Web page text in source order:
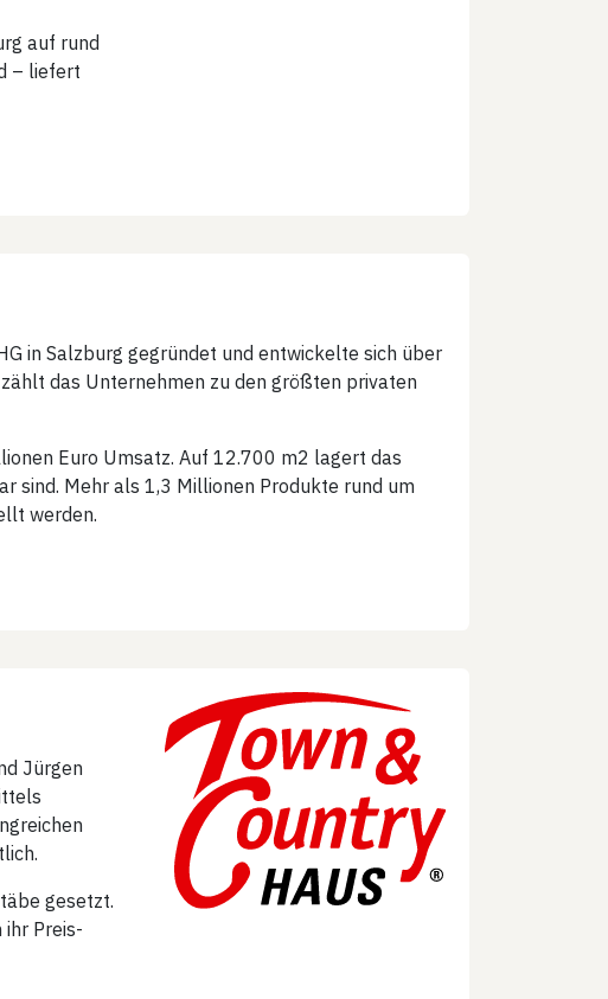
auf rund
– liefert
in Salzburg gegründet und entwickelte sich über
das Unternehmen zu den größten privaten
Euro Umsatz. Auf 12.700 m2 lagert das
sind. Mehr als 1,3 Millionen Produkte rund um
werden.
Jürgen
gesetzt.
Preis-